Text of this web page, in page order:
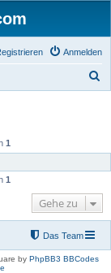
Anmelden
e
1
1
Gehe zu
Das Team
by PhpBB3 BBCodes